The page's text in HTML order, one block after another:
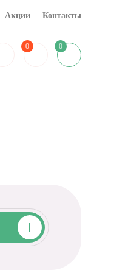
Акции Контакты
0 0